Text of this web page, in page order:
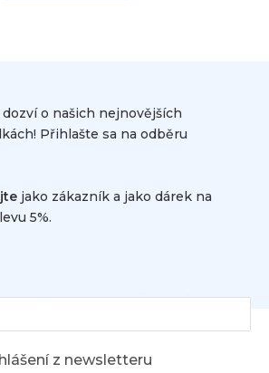
o našich nejnovějších
Přihlašte sa na odběru
jako zákazník a jako dárek na
5%.
z newsletteru